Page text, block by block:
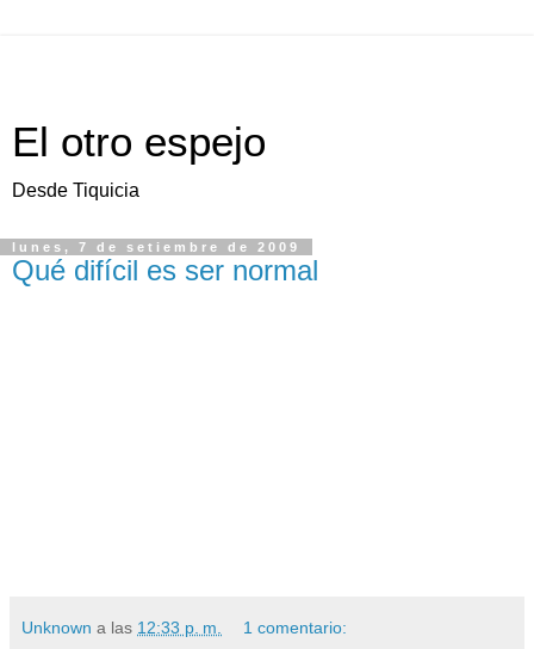
El otro espejo
Desde Tiquicia
lunes, 7 de setiembre de 2009
Qué difícil es ser normal
Unknown a las 12:33 p. m. 1 comentario: